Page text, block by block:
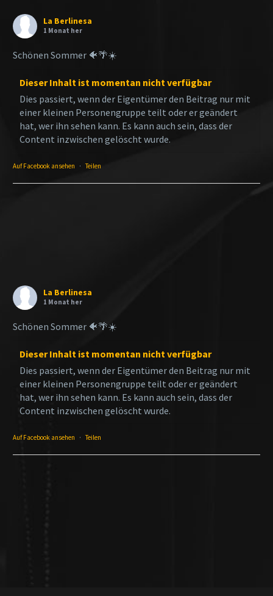
La Berlinesa
1 Monat her
Schönen Sommer 🐠🌴☀️
Dieser Inhalt ist momentan nicht verfügbar
Dies passiert, wenn der Eigentümer den Beitrag nur mit
einer kleinen Personengruppe teilt oder er geändert
hat, wer ihn sehen kann. Es kann auch sein, dass der
Content inzwischen gelöscht wurde.
Auf Facebook ansehen · Teilen
La Berlinesa
1 Monat her
Schönen Sommer 🐠🌴☀️
Dieser Inhalt ist momentan nicht verfügbar
Dies passiert, wenn der Eigentümer den Beitrag nur mit
einer kleinen Personengruppe teilt oder er geändert
hat, wer ihn sehen kann. Es kann auch sein, dass der
Content inzwischen gelöscht wurde.
Auf Facebook ansehen · Teilen